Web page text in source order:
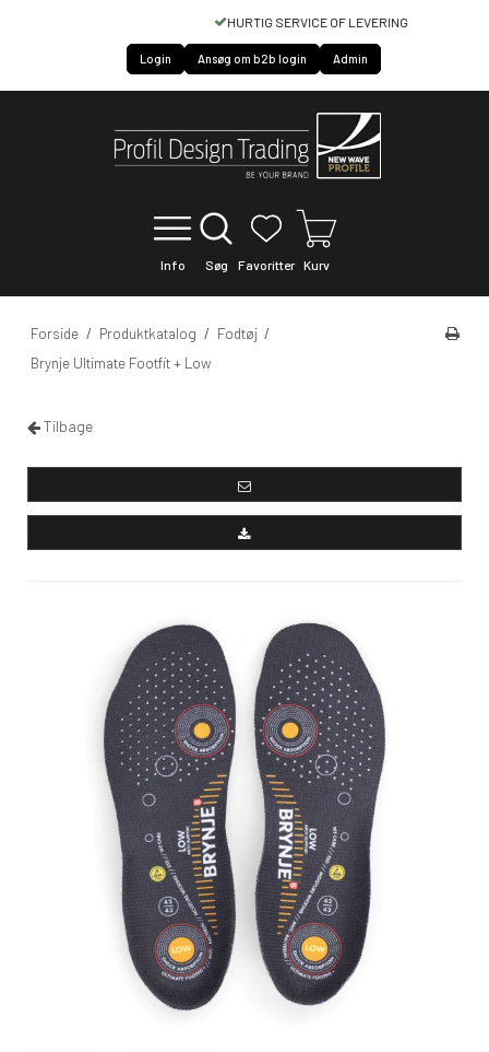
HURTIG SERVICE OF LEVERING
Login Ansøg om b2b login Admin
Info Søg Favoritter Kurv
Forside / Produktkatalog / Fodtøj /
Brynje Ultimate Footfit + Low
Tilbage